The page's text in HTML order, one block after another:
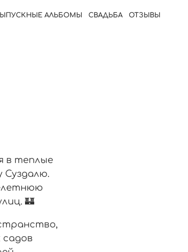
АЛЬБОМЫ СВАДЬБА ОТЗЫВЫ
в теплые
Суздалю.
🏰